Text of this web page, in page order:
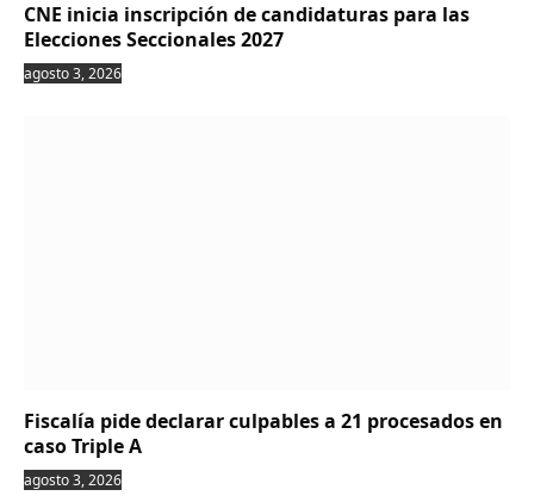
CNE inicia inscripción de candidaturas para las
Elecciones Seccionales 2027
agosto 3, 2026
Fiscalía pide declarar culpables a 21 procesados en
caso Triple A
agosto 3, 2026